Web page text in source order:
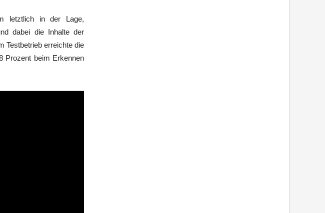
letztlich in der Lage,
dabei die Inhalte der
Testbetrieb erreichte die
Prozent beim Erkennen